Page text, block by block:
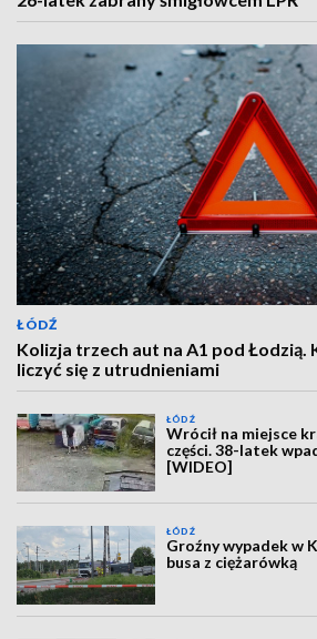
ŁÓDŹ
Kolizja trzech aut na A1 pod Łodzią.
liczyć się z utrudnieniami
ŁÓDŹ
Wrócił na miejsce
części. 38-latek
[WIDEO]
ŁÓDŹ
Groźny wypadek w
busa z ciężarówką